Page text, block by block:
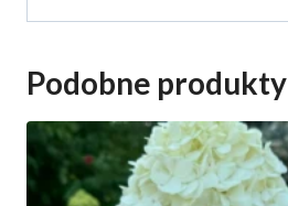
Podobne produkty